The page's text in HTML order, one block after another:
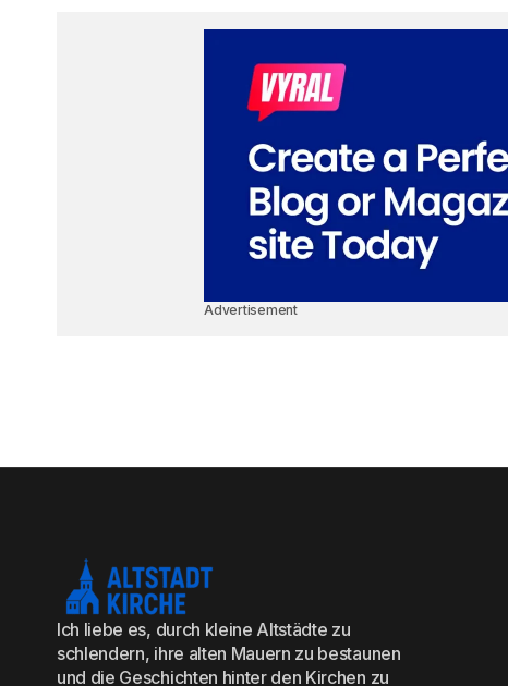
Advertisement
Ich liebe es, durch kleine Altstädte zu
schlendern, ihre alten Mauern zu bestaunen
und die Geschichten hinter den Kirchen zu